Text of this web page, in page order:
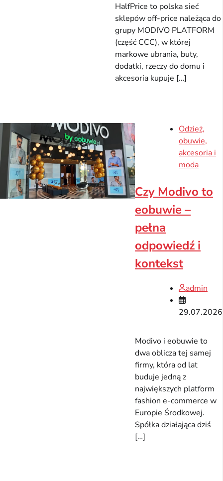
HalfPrice to polska sieć
sklepów off-price należąca do
grupy MODIVO PLATFORM
(część CCC), w której
markowe ubrania, buty,
dodatki, rzeczy do domu i
akcesoria kupuje […]
Odzież,
obuwie,
akcesoria i
moda
Czy Modivo to
eobuwie –
pełna
odpowiedź i
kontekst
admin
29.07.2026
Modivo i eobuwie to
dwa oblicza tej samej
firmy, która od lat
buduje jedną z
największych platform
fashion e-commerce w
Europie Środkowej.
Spółka działająca dziś
[…]